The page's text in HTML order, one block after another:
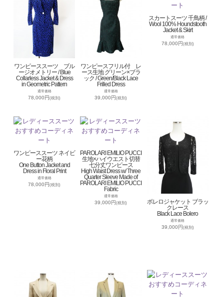
ワンピーススーツ ブル
ージオメトリー / Blue
Collarless Jacket & Dress
in Geometric Pattern
通常価格
78,000円(税別)
ワンピースフリル付 レ
ース生地 グリーン×ブラ
ック / Green/Black Lace
Frilled Dress
通常価格
39,000円(税別)
スカートスーツ 千鳥柄 /
Wool 100% Houndstooth
Jacket & Skirt
通常価格
78,000円(税別)
ワンピーススーツ ネイビ
ー花柄
One Button Jacket and
Dress in Floral Print
通常価格
78,000円(税別)
PAROLARI EMILIO PUCCI
生地×ハイウエスト切替
七分丈ワンピース
High Waist Dress w/ Three
Quarter Sleeve Made of
PAROLARI EMILIO PUCCI
Fabric
通常価格
39,000円(税別)
ボレロジャケット ブラッ
クレース
Black Lace Bolero
通常価格
39,000円(税別)